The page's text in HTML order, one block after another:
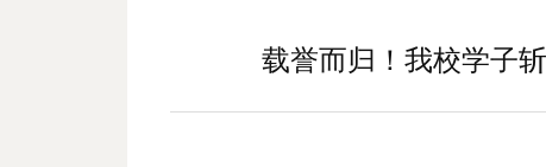
载誉而归！我校学子